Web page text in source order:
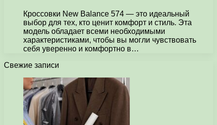
Кроссовки New Balance 574 — это идеальный
выбор для тех, кто ценит комфорт и стиль. Эта
модель обладает всеми необходимыми
характеристиками, чтобы вы могли чувствовать
себя уверенно и комфортно в…
Свежие записи